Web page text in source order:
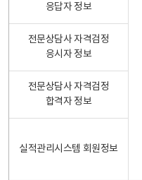
응답자 정보
전문상담사 자격검정
응시자 정보
전문상담사 자격검정
합격자 정보
실적관리시스템 회원정보